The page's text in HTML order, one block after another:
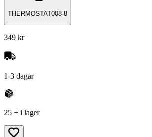
THERMOSTAT008-8
349 kr
1-3 dagar
25 + i lager